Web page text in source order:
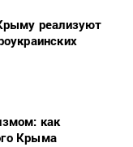
реализуют
как
Крыма